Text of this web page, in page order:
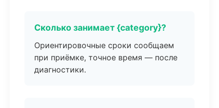
Сколько занимает {category}?
Ориентировочные сроки сообщаем
при приёмке, точное время — после
диагностики.